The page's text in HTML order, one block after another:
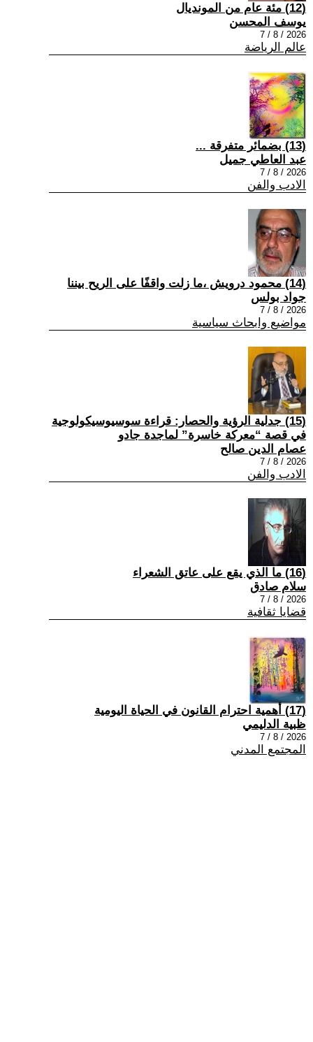
(12) مئة عام من المونديال
يوسف المحسن
2026 / 8 / 7
عالم الرياضة
(13) بضمائر متفرقة ...
عبد العاطي جميل
2026 / 8 / 7
الادب والفن
(14) محمود درويش ،ما زلت واقفًا على الريح بيننا
جواد بولس
2026 / 8 / 7
مواضيع وابحاث سياسية
(15) جدلية الرؤية والحصار: قراءة سوسيوسيكولوجية
في قصة “معركة خاسرة” لماجدة جادو
عصام الدين صالح
2026 / 8 / 7
الادب والفن
(16) ما الذي يقع على عاتق الشعراء
سلام صادق
2026 / 8 / 7
قضايا ثقافية
(17) أهمية احترام القانون في الحياة اليومية
ظبية الدليمي
2026 / 8 / 7
المجتمع المدني